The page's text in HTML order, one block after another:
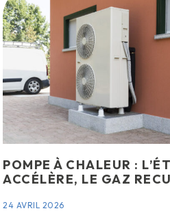
POMPE À CHALEUR :
ACCÉLÈRE, LE GAZ
24 AVRIL 2026